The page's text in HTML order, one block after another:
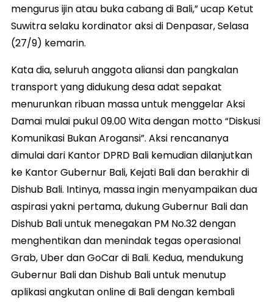
mengurus ijin atau buka cabang di Bali,” ucap Ketut
Suwitra selaku kordinator aksi di Denpasar, Selasa
(27/9) kemarin.
Kata dia, seluruh anggota aliansi dan pangkalan
transport yang didukung desa adat sepakat
menurunkan ribuan massa untuk menggelar Aksi
Damai mulai pukul 09.00 Wita dengan motto “Diskusi
Komunikasi Bukan Arogansi”. Aksi rencananya
dimulai dari Kantor DPRD Bali kemudian dilanjutkan
ke Kantor Gubernur Bali, Kejati Bali dan berakhir di
Dishub Bali. Intinya, massa ingin menyampaikan dua
aspirasi yakni pertama, dukung Gubernur Bali dan
Dishub Bali untuk menegakan PM No.32 dengan
menghentikan dan menindak tegas operasional
Grab, Uber dan GoCar di Bali. Kedua, mendukung
Gubernur Bali dan Dishub Bali untuk menutup
aplikasi angkutan online di Bali dengan kembali